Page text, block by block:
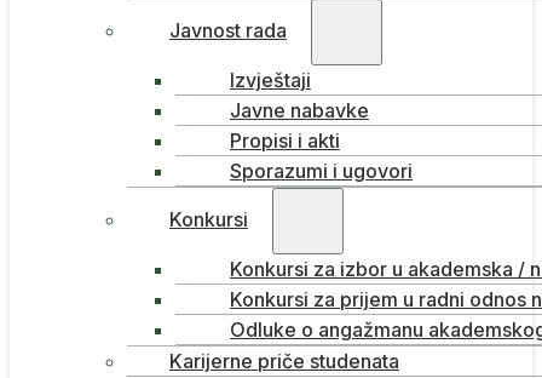
Javnost rada
Izvještaji
Javne nabavke
Propisi i akti
Sporazumi i ugovori
Konkursi
Konkursi za izbor u akademska /
Konkursi za prijem u radni odnos
Odluke o angažmanu
Karijerne priče studenata